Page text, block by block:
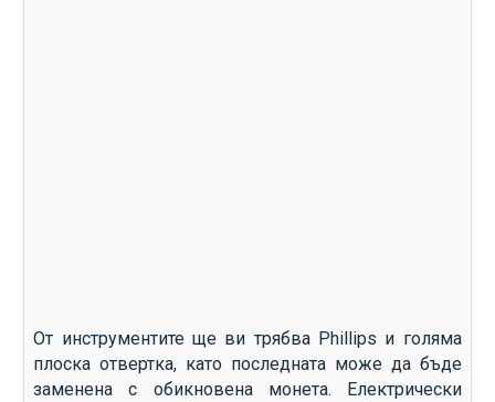
От инструментите ще ви трябва Phillips и голяма
плоска отвертка, като последната може да бъде
заменена с обикновена монета. Електрически